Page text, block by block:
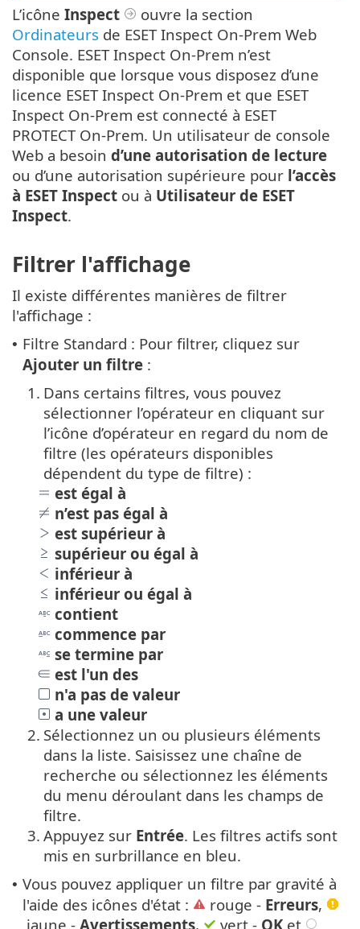
L’icône Inspect
ouvre la section
Ordinateurs de ESET Inspect On-Prem Web
Console. ESET Inspect On-Prem n’est
disponible que lorsque vous disposez d’une
licence ESET Inspect On-Prem et que ESET
Inspect On-Prem est connecté à ESET
PROTECT On-Prem. Un utilisateur de console
Web a besoin d’une autorisation de lecture
ou d’une autorisation supérieure pour l’accès
à ESET Inspect ou à Utilisateur de ESET
Inspect.
Filtrer l'affichage
Il existe différentes manières de filtrer
l'affichage :
• Filtre Standard : Pour filtrer, cliquez sur
Ajouter un filtre :
1. Dans certains filtres, vous pouvez
sélectionner l’opérateur en cliquant sur
l’icône d’opérateur en regard du nom de
filtre (les opérateurs disponibles
dépendent du type de filtre) :
est égal à
n’est pas égal à
est supérieur à
supérieur ou égal à
inférieur à
inférieur ou égal à
contient
commence par
se termine par
est l'un des
n'a pas de valeur
a une valeur
2. Sélectionnez un ou plusieurs éléments
dans la liste. Saisissez une chaîne de
recherche ou sélectionnez les éléments
du menu déroulant dans les champs de
filtre.
3. Appuyez sur Entrée. Les filtres actifs sont
mis en surbrillance en bleu.
• Vous pouvez appliquer un filtre par gravité à
l'aide des icônes d'état :
rouge - Erreurs,
jaune - Avertissements, vert - OK et